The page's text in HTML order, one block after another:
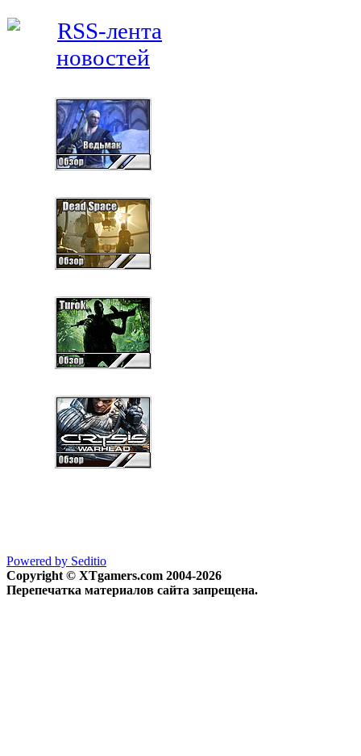
Powered by Seditio
Copyright © XTgamers.com 2004-2026
Перепечатка материалов сайта запрещена.